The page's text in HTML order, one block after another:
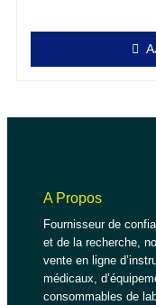
A Propos
Fournisseur de
et de la recherche,
vente en ligne
médicaux,
consommables de